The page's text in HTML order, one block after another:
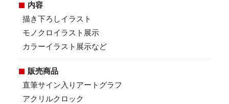
内容
描き下ろしイラスト
モノクロイラスト展示
カラーイラスト展示など
販売商品
直筆サイン入りアートグラフ
アクリルクロック